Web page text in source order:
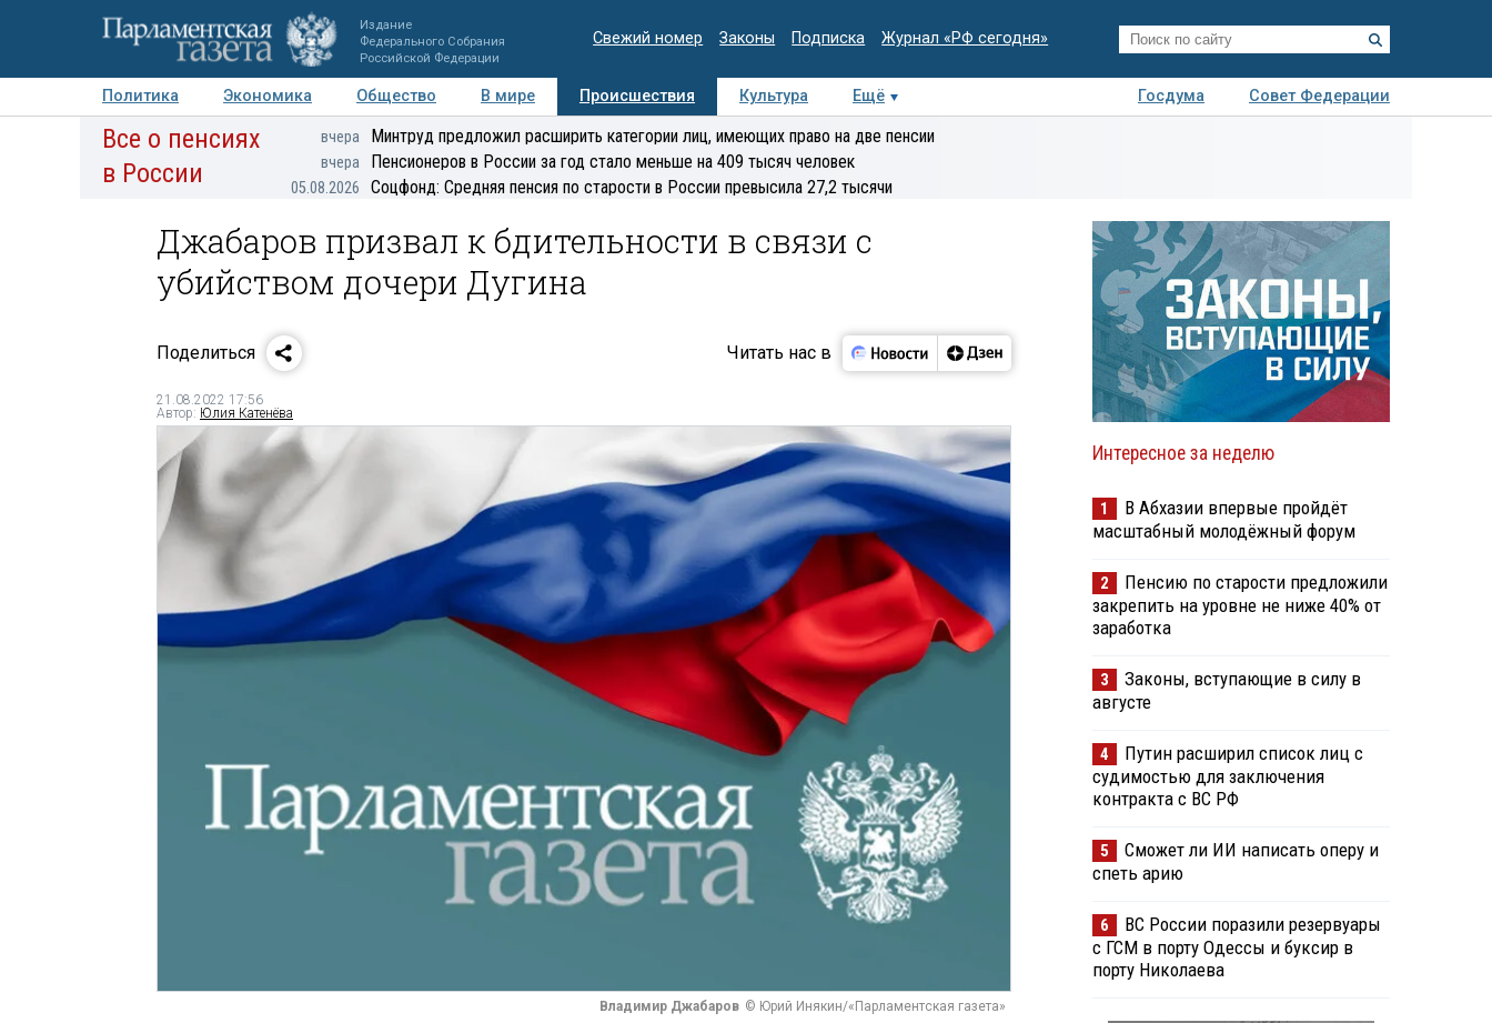
Издание
Федерального Собрания
Российской Федерации
Свежий номер Законы Подписка Журнал «РФ сегодня»
Политика Экономика Общество В мире Происшествия Культура Ещё Госдума
Совет Федерации
Авторы Персоны Мнения Регионы Медиацентр Интервью Колумнисты
Деловая
Все о пенсиях
в России
вчера Минтруд предложил расширить категории лиц, имеющих право на две пенсии
вчера Пенсионеров в России за год стало меньше на 409 тысяч человек
05.08.2026 Соцфонд: Средняя пенсия по старости в России превысила 27,2 тысячи
Джабаров призвал к бдительности в связи с
убийством дочери Дугина
Поделиться Читать нас в
21.08.2022 17:56
Автор: Юлия Катенёва
Владимир Джабаров © Юрий Инякин/«Парламентская газета»
Интересное за неделю
1
В Абхазии впервые пройдёт
масштабный молодёжный форум
2
Пенсию по старости предложили
закрепить на уровне не ниже 40% от
заработка
3
Законы, вступающие в силу в
августе
4
Путин расширил список лиц с
судимостью для заключения
контракта с ВС РФ
5
Сможет ли ИИ написать оперу и
спеть арию
6
ВС России поразили резервуары
с ГСМ в порту Одессы и буксир в
порту Николаева